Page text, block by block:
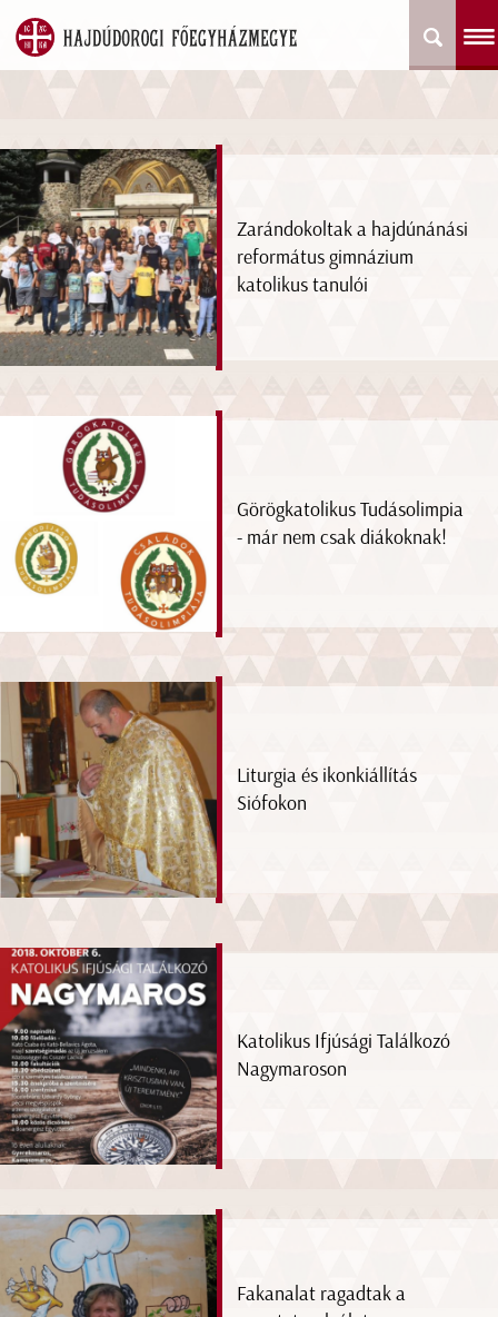
Zarándokoltak a hajdúnánási
református gimnázium
katolikus tanulói
Görögkatolikus Tudásolimpia
- már nem csak diákoknak!
Liturgia és ikonkiállítás
Siófokon
Katolikus Ifjúsági Találkozó
Nagymaroson
Fakanalat ragadtak a